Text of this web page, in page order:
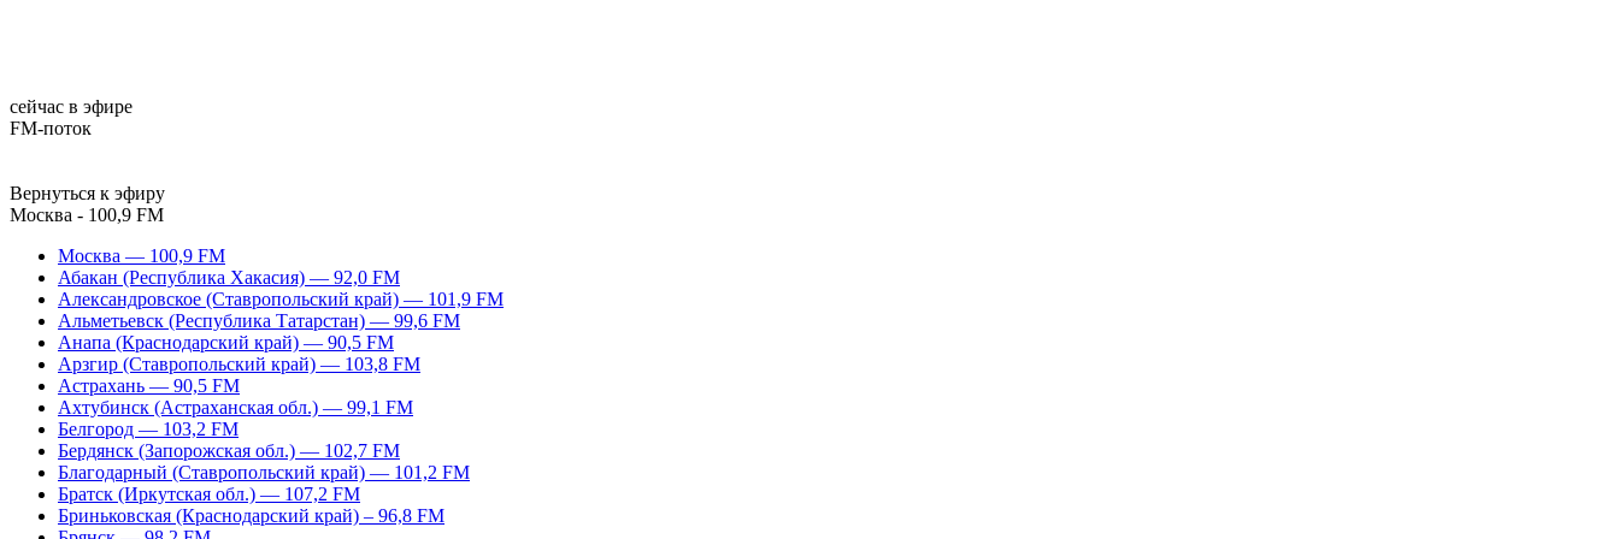
сейчас в эфире
FM-поток
Вернуться к эфиру
Москва - 100,9 FM
Москва — 100,9 FM
Абакан (Республика Хакасия) — 92,0 FM
Александровское (Ставропольский край) — 101,9 FM
Альметьевск (Республика Татарстан) — 99,6 FM
Анапа (Краснодарский край) — 90,5 FM
Арзгир (Ставропольский край) — 103,8 FM
Астрахань — 90,5 FM
Ахтубинск (Астраханская обл.) — 99,1 FM
Белгород — 103,2 FM
Бердянск (Запорожская обл.) — 102,7 FM
Благодарный (Ставропольский край) — 101,2 FM
Братск (Иркутская обл.) — 107,2 FM
Бриньковская (Краснодарский край) – 96,8 FM